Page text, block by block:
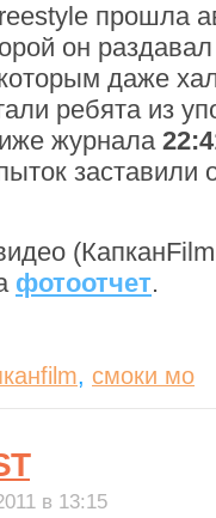
прошла
он
даже
ребята из
журнала
заставили
фотоотчет.
, смоки мо
в 13:15